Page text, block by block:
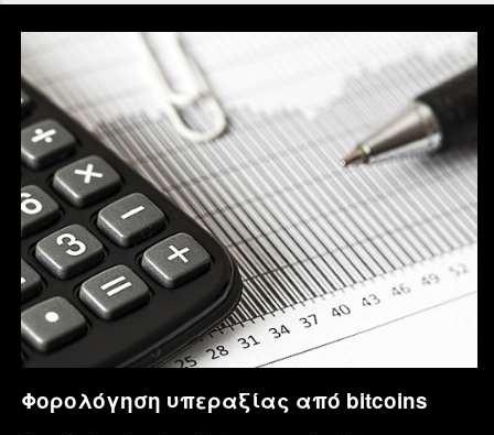
Φορολόγηση υπεραξίας από bitcoins